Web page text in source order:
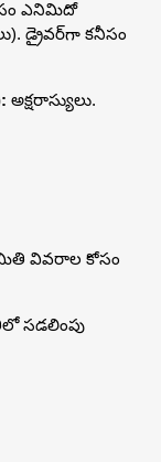
ఎనిమిదో
డ్రైవర్‌గా కనీసం
అక్షరాస్యులు.
వివరాల కోసం
సడలింపు